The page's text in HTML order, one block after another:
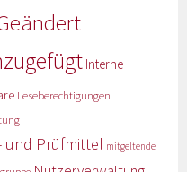
Interne
Leseberechtigungen
und Prüfmittel mitgeltende